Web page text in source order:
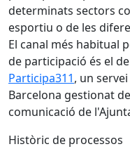
determinats sectors
esportiu o de les
El canal més habitual
de participació és el
Participa311, un
Barcelona gestionat
comunicació de
Històric de processos